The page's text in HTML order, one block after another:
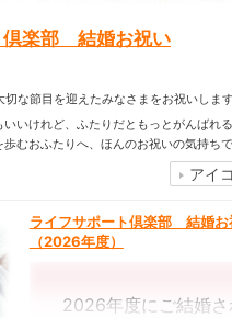
※期限内に対象店舗でエンゲ
ング・マリッジリングを購入
倶楽部 結婚お祝い
な節目を迎えたみなさまをお祝いします
いけれど、ふたりだともっとがんばれ
むおふたりへ、ほんのお祝いの気持ちで
アイ
ライフサポート倶楽部 結婚お
（2026年度）
2026年度にご結婚さ